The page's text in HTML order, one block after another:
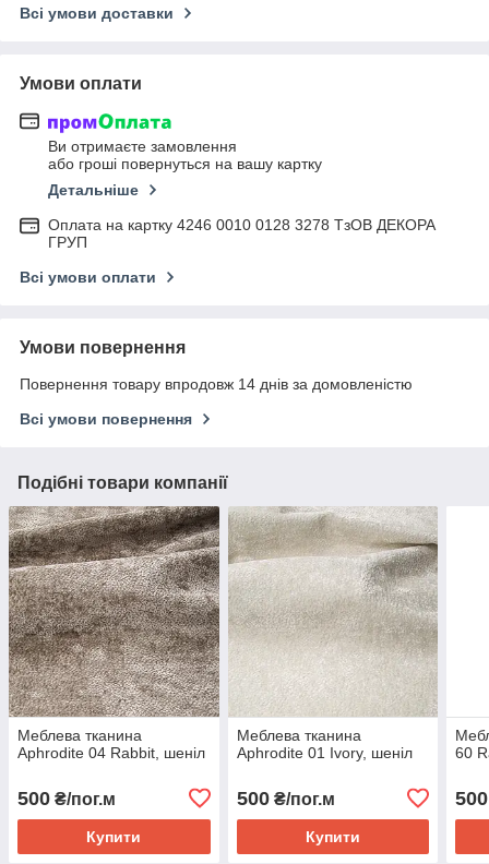
Всі умови доставки
Умови оплати
Ви отримаєте замовлення
або гроші повернуться на вашу картку
Детальніше
Оплата на картку 4246 0010 0128 3278 ТзОВ ДЕКОРА
ГРУП
Всі умови оплати
Умови повернення
Повернення товару впродовж 14 днів за домовленістю
Всі умови повернення
Подібні товари компанії
Меблева тканина
Aphrodite 04 Rabbit, шеніл
500 ₴/пог.м
Купити
Меблева тканина
Aphrodite 01 Ivory, шеніл
500₴/пог.м
Купити
60
500